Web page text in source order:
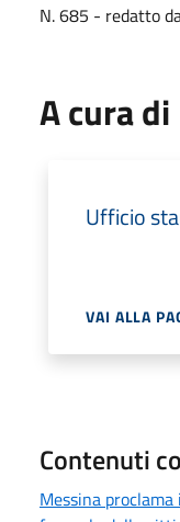
N. 685 - redatto
A cura di
Ufficio
VAI ALLA
Contenuti
Messina